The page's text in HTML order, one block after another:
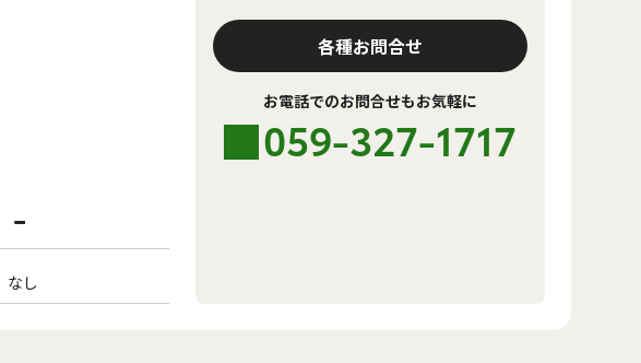
-
なし
各種お問合せ
お電話でのお問合せもお気軽に
059-327-1717